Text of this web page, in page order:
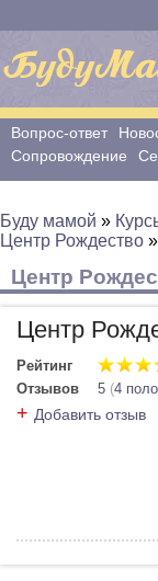
Вопрос-ответ
Сопровождение
Буду мамой »
Центр Рождество »
Центр
Центр
Рейтинг
Отзывов
5 (4
+ Добавить отзыв